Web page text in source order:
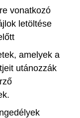
vonatkozó
letöltése
amelyek a
utánozzák